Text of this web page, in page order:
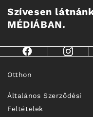
Szívesen látnánk
MÉDIÁBAN.
Otthon
Általános Szerződési
Feltételek